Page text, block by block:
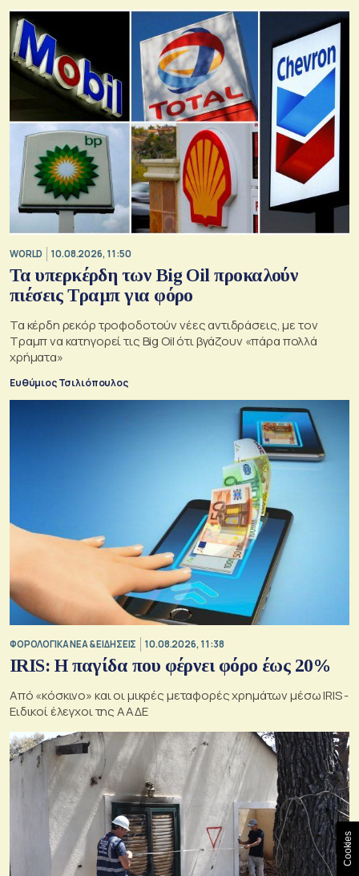
WORLD 10.08.2026, 11:50
Τα υπερκέρδη των Big Oil προκαλούν
πιέσεις Τραμπ για φόρο
Τα κέρδη ρεκόρ τροφοδοτούν νέες αντιδράσεις, με τον
Τραμπ να κατηγορεί τις Big Oil ότι βγάζουν «πάρα πολλά
χρήματα»
Ευθύμιος Τσιλιόπουλος
ΦΟΡΟΛΟΓΙΚΑ ΝΕΑ & EΙΔΗΣΕΙΣ 10.08.2026, 11:38
IRIS: Η παγίδα που φέρνει φόρο έως 20%
Από «κόσκινο» και οι μικρές μεταφορές χρημάτων μέσω IRIS -
Ειδικοί έλεγχοι της ΑΑΔΕ
Cookies